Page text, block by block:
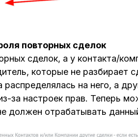
повторных сделок
сделок, а у контакта/
которые не разбирает
на него, а
за настроек прав. Теперь
должен отрабатывать